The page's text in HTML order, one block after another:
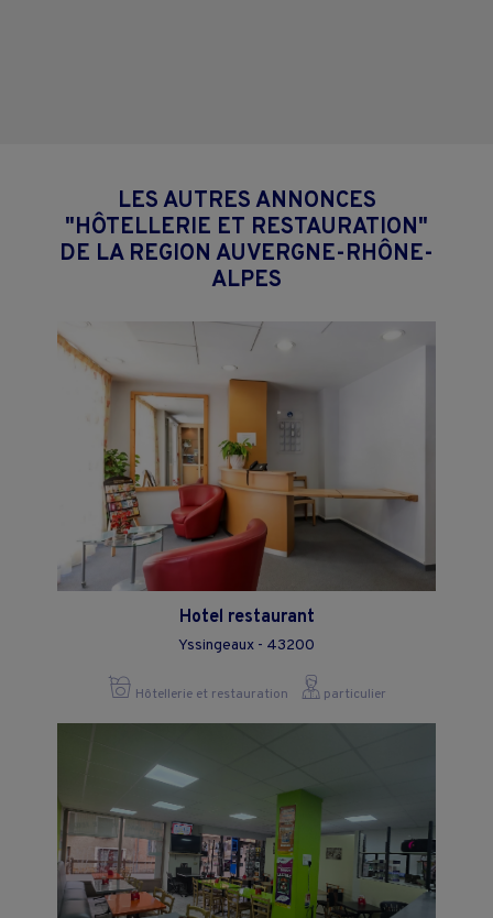
LES AUTRES ANNONCES
"HÔTELLERIE ET RESTAURATION"
DE LA REGION AUVERGNE-RHÔNE-
ALPES
Hotel restaurant
Yssingeaux - 43200
Hôtellerie et restauration particulier